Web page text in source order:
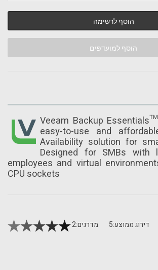
הוסף לרשימה
הוסף למועדפים
Veeam Backup
easy-to-use and
Availability solution for
Designed for SMBs with
employees and virtual
CPU sockets
דירוג ממוצע:5 מדרגים:2